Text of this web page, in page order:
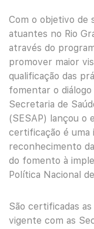
Com o objetivo de
atuantes no Rio
através do
promover maior
qualificação das
fomentar o
Secretaria de
(SESAP) lançou o
certificação é uma
reconhecimento
do fomento à
Política Nacional
São certificadas
vigente com as